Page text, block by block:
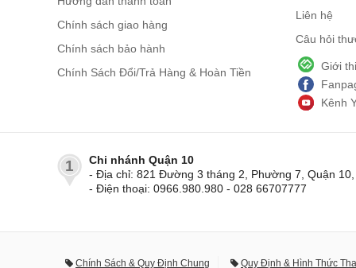
Chính sách giao hàng
Chính sách bảo hành
Chính Sách Đổi/Trả Hàng & Hoàn Tiền
Liên hệ
Câu hỏi
Giới
Kênh
1
Chi nhánh Quận 10
- Địa chỉ: 821 Đường 3 tháng 2, Phường 7, Quận 10,
- Điện thoại: 0966.980.980 - 028 66707777
Chính Sách & Quy Định Chung Quy Định & Hình Thức